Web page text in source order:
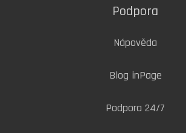
Podpora
Nápověda
Blog inPage
Podpora 24/7